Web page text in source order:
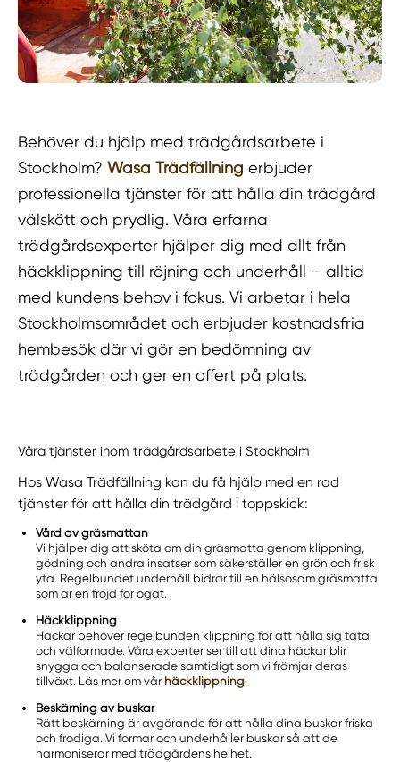
Behöver du hjälp med trädgårdsarbete i
Stockholm?Wasa Trädfällning erbjuder
professionella tjänster för att hålla din trädgård
välskött och prydlig. Våra erfarna
trädgårdsexperter hjälper dig med allt från
häckklippning till röjning och underhåll – alltid
med kundens behov i fokus. Vi arbetar i hela
Stockholmsområdet och erbjuder kostnadsfria
hembesök där vi gör en bedömning av
trädgården och ger en offert på plats.
Våra tjänster inom trädgårdsarbete i Stockholm
Hos Wasa Trädfällning kan du få hjälp med en rad
tjänster för att hålla din trädgård i toppskick:
Vård av gräsmattan
Vi hjälper dig att sköta om din gräsmatta genom klippning,
gödning och andra insatser som säkerställer en grön och frisk
yta. Regelbundet underhåll bidrar till en hälsosam gräsmatta
som är en fröjd för ögat.
Häckklippning
Häckar behöver regelbunden klippning för att hålla sig täta
och välformade. Våra experter ser till att dina häckar blir
snygga och balanserade samtidigt som vi främjar deras
tillväxt. Läs mer om vår häckklippning.
Beskärning av buskar
Rätt beskärning är avgörande för att hålla dina buskar friska
och frodiga. Vi formar och underhåller buskar så att de
harmoniserar med trädgårdens helhet.